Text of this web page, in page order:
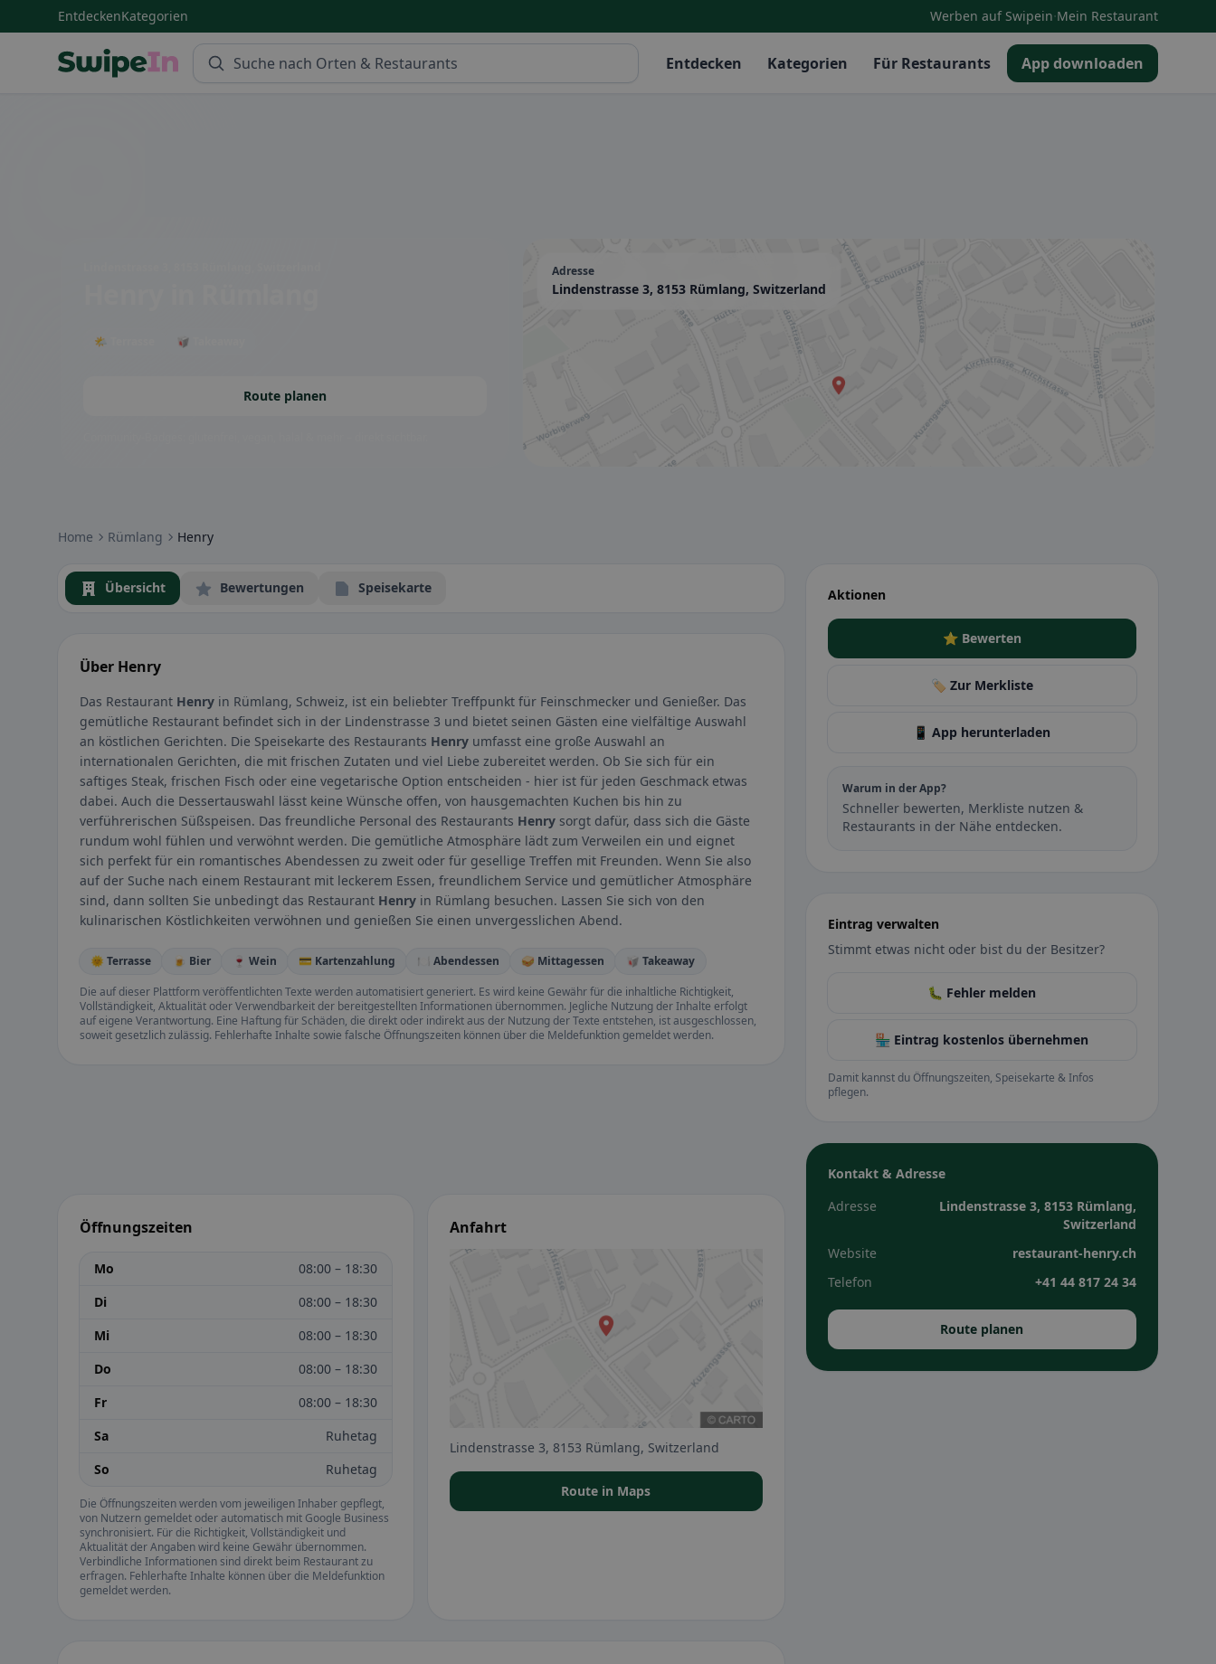
EntdeckenKategorien Werben auf Swipein·Mein Restaurant
Entdecken Kategorien Für Restaurants App downloaden
🌤 Terrasse 🥡 Takeaway
Route planen
Adresse
Lindenstrasse 3, 8153 Rümlang, Switzerland
Home Rümlang Henry
Übersicht Bewertungen Speisekarte
Über Henry
Das Restaurant Henry in Rümlang, Schweiz, ist ein beliebter Treffpunkt für Feinschmecker und Genießer. Das
gemütliche Restaurant befindet sich in der Lindenstrasse 3 und bietet seinen Gästen eine vielfältige Auswahl
an köstlichen Gerichten. Die Speisekarte des Restaurants Henry umfasst eine große Auswahl an
internationalen Gerichten, die mit frischen Zutaten und viel Liebe zubereitet werden. Ob Sie sich für ein
saftiges Steak, frischen Fisch oder eine vegetarische Option entscheiden - hier ist für jeden Geschmack etwas
dabei. Auch die Dessertauswahl lässt keine Wünsche offen, von hausgemachten Kuchen bis hin zu
verführerischen Süßspeisen. Das freundliche Personal des Restaurants Henry sorgt dafür, dass sich die Gäste
rundum wohl fühlen und verwöhnt werden. Die gemütliche Atmosphäre lädt zum Verweilen ein und eignet
sich perfekt für ein romantisches Abendessen zu zweit oder für gesellige Treffen mit Freunden. Wenn Sie also
auf der Suche nach einem Restaurant mit leckerem Essen, freundlichem Service und gemütlicher Atmosphäre
sind, dann sollten Sie unbedingt das Restaurant Henry in Rümlang besuchen. Lassen Sie sich von den
kulinarischen Köstlichkeiten verwöhnen und genießen Sie einen unvergesslichen Abend.
🌞 Terrasse 🍺 Bier 🍷 Wein 💳 Kartenzahlung 🍽️ Abendessen 🥪 Mittagessen
🥡 Takeaway
Die auf dieser Plattform veröffentlichten Texte werden automatisiert generiert. Es wird keine Gewähr für die inhaltliche Richtigkeit,
Vollständigkeit, Aktualität oder Verwendbarkeit der bereitgestellten Informationen übernommen. Jegliche Nutzung der Inhalte erfolgt
auf eigene Verantwortung. Eine Haftung für Schäden, die direkt oder indirekt aus der Nutzung der Texte entstehen, ist ausgeschlossen,
soweit gesetzlich zulässig. Fehlerhafte Inhalte sowie falsche Öffnungszeiten können über die Meldefunktion gemeldet werden.
Öffnungszeiten
Mo
08:00 – 18:30
Di
08:00 – 18:30
Mi
08:00 – 18:30
Do
08:00 – 18:30
Fr
08:00 – 18:30
Sa
Ruhetag
So
Ruhetag
Die Öffnungszeiten werden vom jeweiligen Inhaber gepflegt,
von Nutzern gemeldet oder automatisch mit Google Business
synchronisiert. Für die Richtigkeit, Vollständigkeit und
Aktualität der Angaben wird keine Gewähr übernommen.
Verbindliche Informationen sind direkt beim Restaurant zu
erfragen. Fehlerhafte Inhalte können über die Meldefunktion
gemeldet werden.
Anfahrt
Lindenstrasse 3, 8153 Rümlang, Switzerland
Route in Maps
Aktionen
⭐ Bewerten
🏷️ Zur Merkliste
📱 App herunterladen
Warum in der App?
Schneller bewerten, Merkliste nutzen &
Restaurants in der Nähe entdecken.
Eintrag verwalten
Stimmt etwas nicht oder bist du der Besitzer?
🐛 Fehler melden
🏪 Eintrag kostenlos übernehmen
Damit kannst du Öffnungszeiten, Speisekarte & Infos
pflegen.
Kontakt & Adresse
Adresse
Lindenstrasse 3, 8153 Rümlang,
Switzerland
Website
restaurant-henry.ch
Telefon
+41 44 817 24 34
Route planen